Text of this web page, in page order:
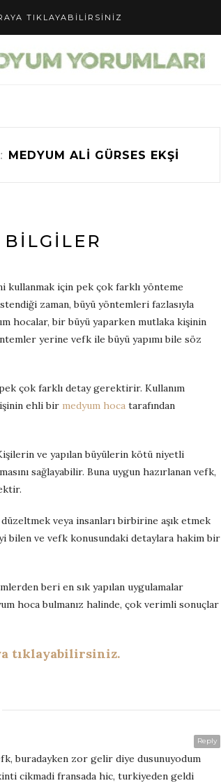
TIKLAYABILIRSINIZ
MEDYUM ALI GÜRSES EKŞI
kullanmak için pek çok farklı yönteme
zaman, büyü yöntemleri fazlasıyla
hocalar, bir büyü yaparken mutlaka kişinin
yerine vefk ile büyü yapımı bile söz
çok farklı detay gerektirir. Kullanım
işinin ehli bir medyum hoca tarafından
ve yapılan büyülerin kötü niyetli
sağlayabilir. Buna uygun hazırlanan vefk,
veya insanları birbirine aşık etmek
bilen ve vefk konusundaki detaylara hakim bir
beri en sık yapılan uygulamalar
hoca bulmanız halinde, çok verimli sonuçlar
tıklayabilirsiniz.
Reply
buradayken zor gelir diye dusunuyodum
cikmadi fransada hic, turkiyeden geldi